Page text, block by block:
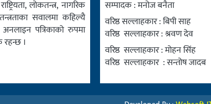
लोकतन्त्र, नागरिक
सवालमा कहिल्यै
पत्रिकाको रुपमा
रहन्छ ।
सम्पादक : मनोज बनैता
वरिष्ठ सल्लाहकार : बिपी साह
वरिष्ठ सल्लाहकार : श्रवण देव
वरिष्ठ सल्लाहकार : मोहन सिंह
वरिष्ठ सल्लाहकार : सन्तोष जादब